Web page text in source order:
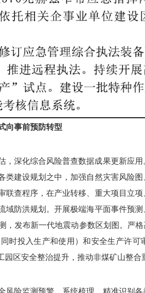
向事前预防转型
，深化综合风险普查数据成果更新应
类建设规划之中，加强自然灾害风险
联查程序，在产业转移、重大项目立
防洪规划。开展极端海平面事件预测
，发布新一代地震动参数区划图。严
时投入生产和使用）和安全生产许可
区安全整治提升，推动非煤矿山整合